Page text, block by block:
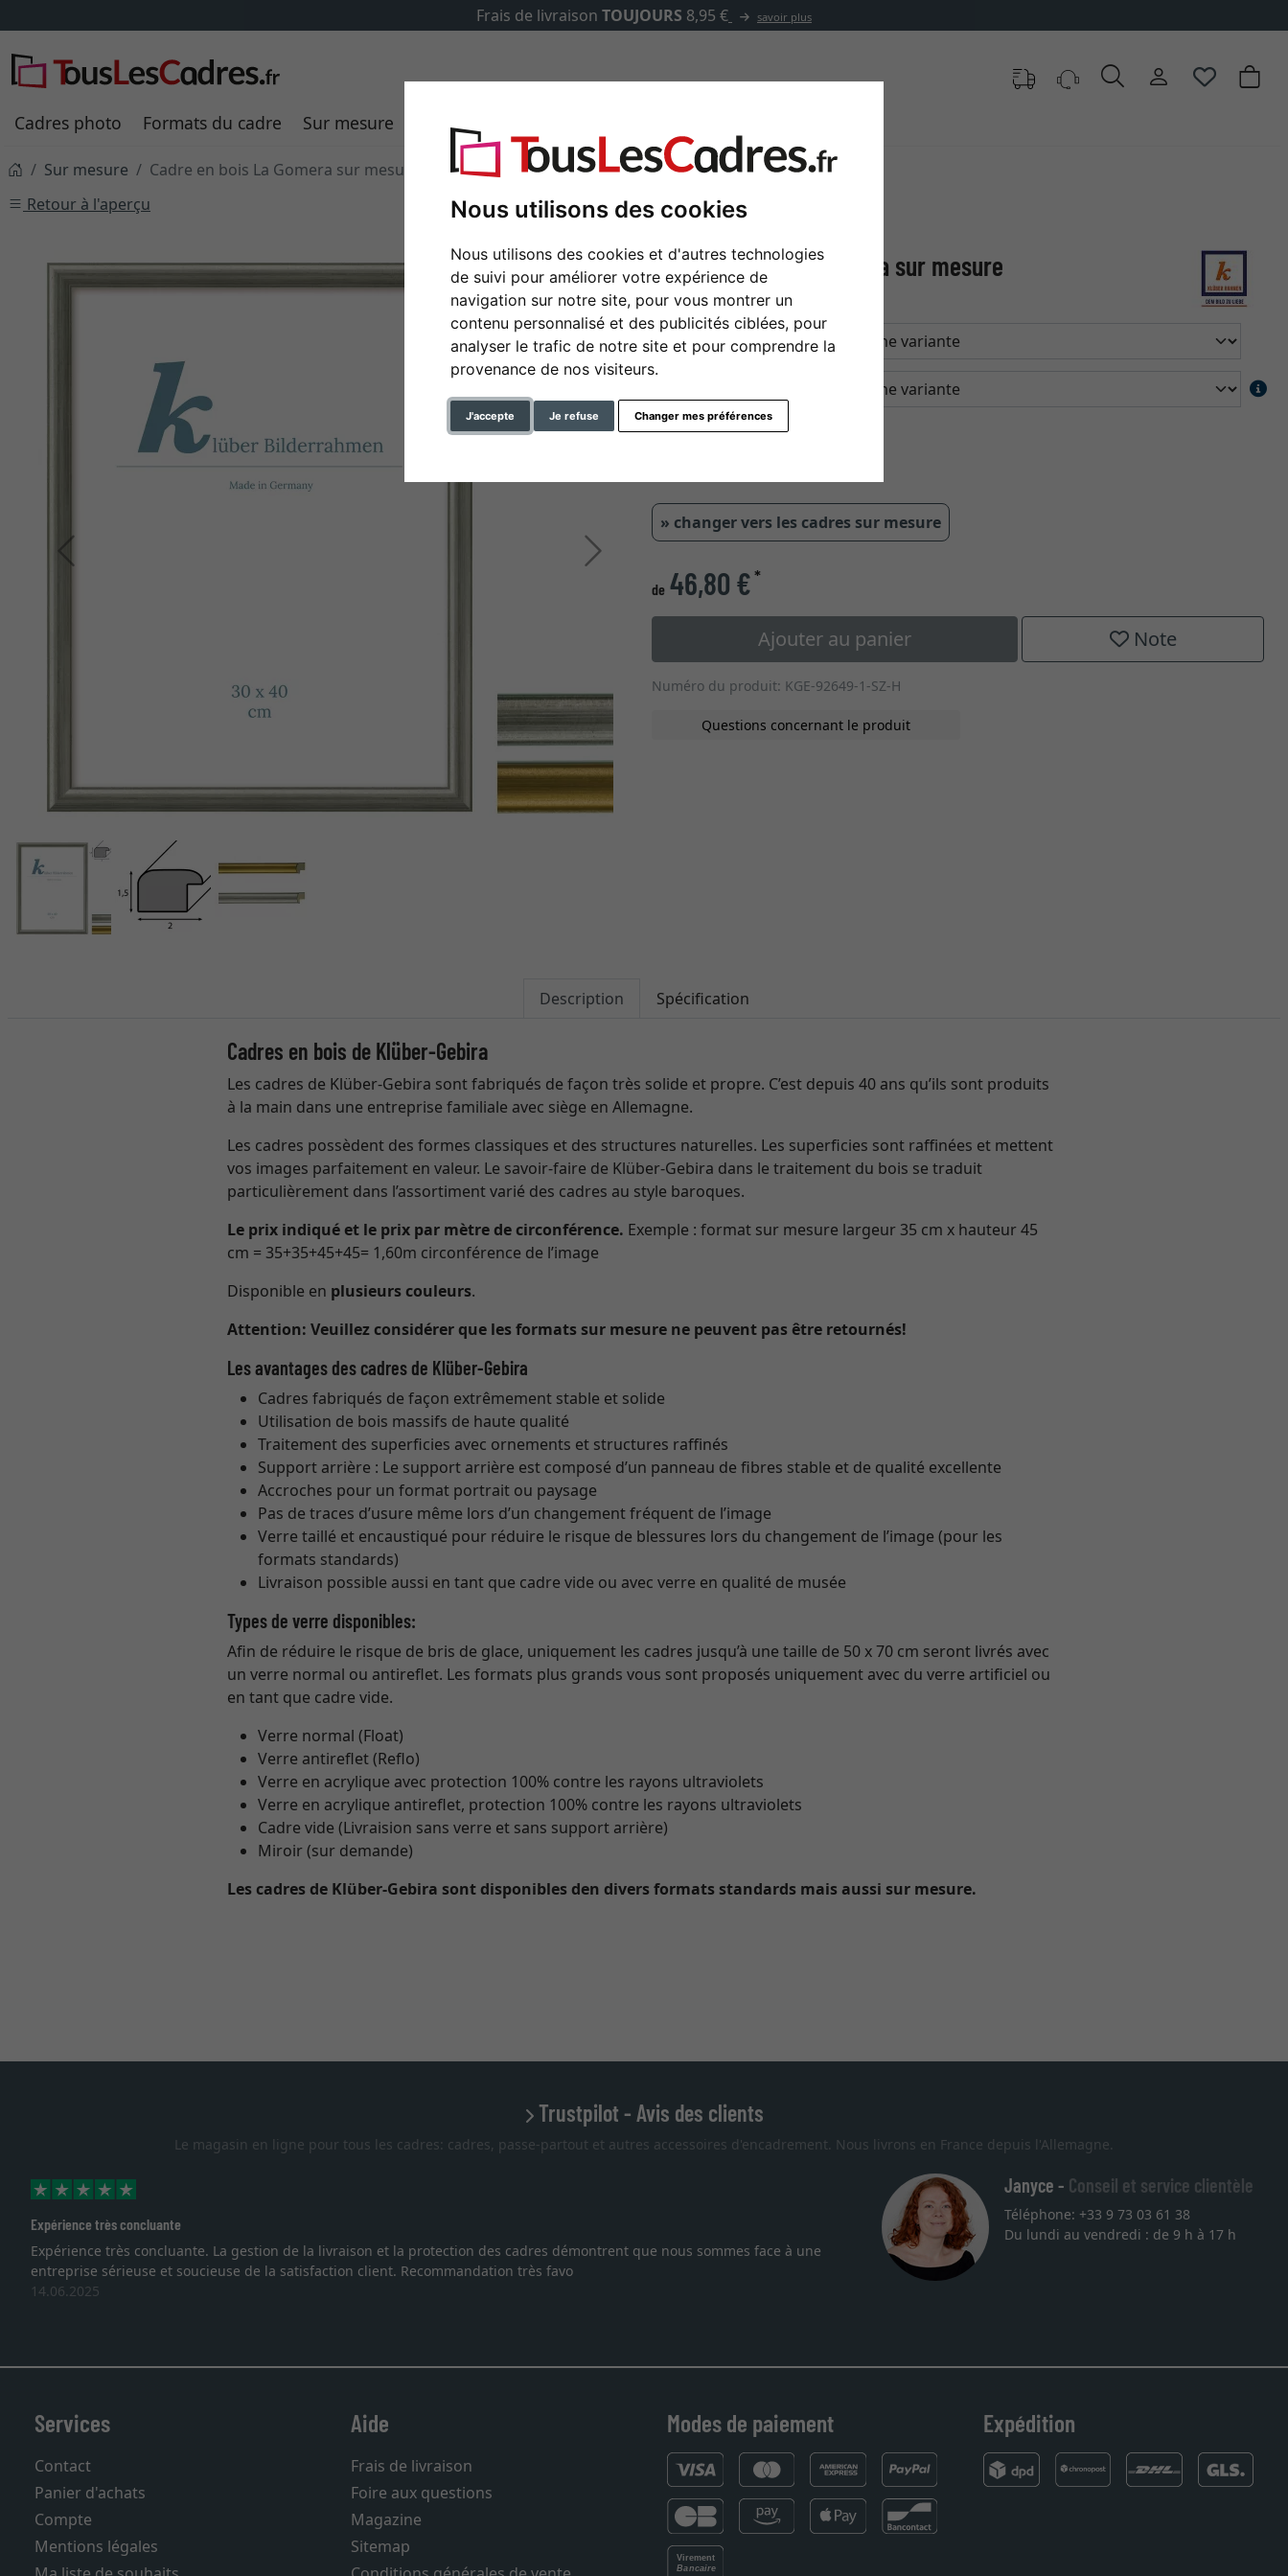
Nous utilisons des cookies
Nous utilisons des cookies et d'autres technologies
de suivi pour améliorer votre expérience de
navigation sur notre site, pour vous montrer un
contenu personnalisé et des publicités ciblées, pour
analyser le trafic de notre site et pour comprendre la
provenance de nos visiteurs.
J'accepte Je refuse Changer mes préférences
Frais de livraison TOUJOURS 8,95 € savoir plus
Cadres photo Formats du cadre Sur mesure Passe-partout
Sur mesure
Cadre en bois La Gomera sur mesure
Retour à l'aperçu
Continuer
Cadre en bois La Gomera sur mesure
couleur
» changer vers les cadres sur mesure
de 46,80 €*
Ajouter au panier Note
Numéro du produit: KGE-92649-1-SZ-H
Questions concernant le produit
Description Spécification
Cadres en bois de Klüber-Gebira
Les cadres de Klüber-Gebira sont fabriqués de façon très solide et propre. C’est depuis 40 ans qu’ils sont produits
à la main dans une entreprise familiale avec siège en Allemagne.
Les cadres possèdent des formes classiques et des structures naturelles. Les superficies sont raffinées et mettent
vos images parfaitement en valeur. Le savoir-faire de Klüber-Gebira dans le traitement du bois se traduit
particulièrement dans l’assortiment varié des cadres au style baroques.
Le prix indiqué et le prix par mètre de circonférence. Exemple : format sur mesure largeur 35 cm x hauteur 45
cm = 35+35+45+45= 1,60m circonférence de l’image
Disponible en plusieurs couleurs.
Attention:Veuillez considérer que les formats sur mesure ne peuvent pas être retournés!
Les avantages des cadres de Klüber-Gebira
Cadres fabriqués de façon extrêmement stable et solide
Utilisation de bois massifs de haute qualité
Traitement des superficies avec ornements et structures raffinés
Support arrière : Le support arrière est composé d’un panneau de fibres stable et de qualité excellente
Accroches pour un format portrait ou paysage
Pas de traces d’usure même lors d’un changement fréquent de l’image
Verre taillé et encaustiqué pour réduire le risque de blessures lors du changement de l’image (pour les
formats standards)
Livraison possible aussi en tant que cadre vide ou avec verre en qualité de musée
Types de verre disponibles:
Afin de réduire le risque de bris de glace, uniquement les cadres jusqu’à une taille de 50 x 70 cm seront livrés avec
un verre normal ou antireflet. Les formats plus grands vous sont proposés uniquement avec du verre artificiel ou
en tant que cadre vide.
Verre normal (Float)
Verre antireflet (Reflo)
Verre en acrylique avec protection 100% contre les rayons ultraviolets
Verre en acrylique antireflet, protection 100% contre les rayons ultraviolets
Cadre vide (Livraision sans verre et sans support arrière)
Miroir (sur demande)
Les cadres de Klüber-Gebira sont disponibles den divers formats standards mais aussi sur mesure.
Trustpilot - Avis des clients
Le magasin en ligne pour tous les cadres: cadres, passe-partout et autres accessoires d'encadrement. Nous livrons en France depuis l'Allemagne.
Expérience très concluante
Expérience très concluante. La gestion de la livraison et la protection des cadres démontrent que nous sommes face à une
entreprise sérieuse et soucieuse de la satisfaction client. Recommandation très favo
14.06.2025
Janyce - Conseil et service clientèle
Téléphone: +33 9 73 03 61 38
Du lundi au vendredi : de 9 h à 17 h
Services
Contact
Panier d'achats
Compte
Mentions légales
Aide
Frais de livraison
Foire aux questions
Magazine
Sitemap
Modes de paiement Expédition